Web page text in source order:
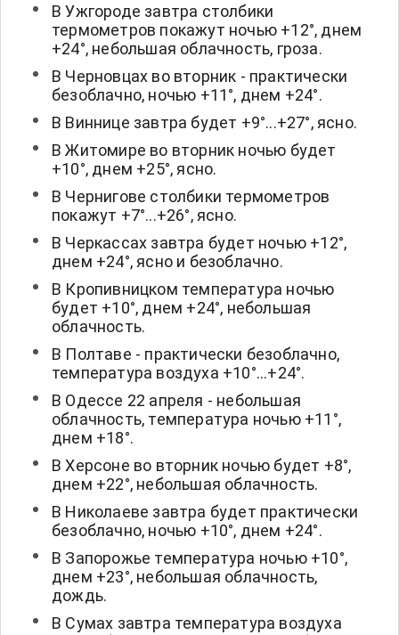
В Ужгороде завтра столбики
термометров покажут ночью +12°, днем
+24°, небольшая облачность, гроза.
В Черновцах во вторник - практически
безоблачно, ночью +11°, днем +24°.
В Виннице завтра будет +9°...+27°, ясно.
В Житомире во вторник ночью будет
+10°, днем +25°, ясно.
В Чернигове столбики термометров
покажут +7°...+26°, ясно.
В Черкассах завтра будет ночью +12°,
днем +24°, ясно и безоблачно.
В Кропивницком температура ночью
будет +10°, днем +24°, небольшая
облачность.
В Полтаве - практически безоблачно,
температура воздуха +10°...+24°.
В Одессе 22 апреля - небольшая
облачность, температура ночью +11°,
днем +18°.
В Херсоне во вторник ночью будет +8°,
днем +22°, небольшая облачность.
В Николаеве завтра будет практически
безоблачно, ночью +10°, днем +24°.
В Запорожье температура ночью +10°,
днем +23°, небольшая облачность,
дождь.
В Сумах завтра температура воздуха